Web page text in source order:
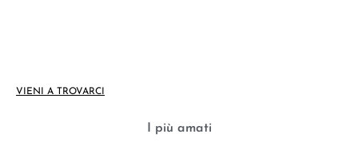
VIENI A TROVARCI
I più amati